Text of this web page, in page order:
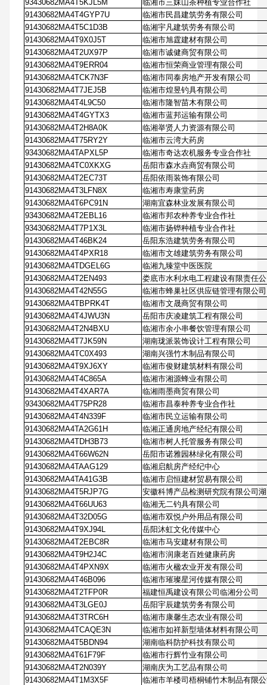
93430682MA4T5KJL5M
临湘市三妹山茶种植专业合作社
91430682MA4T4GYP7U
临湘市民昌建筑劳务有限公司
91430682MA4T5C1D3B
临湘宇凡建筑劳务有限公司
91430682MA4T9X0J5T
临湘市旭霆建材有限公司
91430682MA4T2UX97P
临湘市诚健商贸有限公司
91430682MA4T9ERR04
临湘市恒荣商业管理有限公司
91430682MA4TCK7N3F
临湘市同泰房地产开发有限公司
91430682MA4T7JEJ5B
临湘市煌昱钓具有限公司
91430682MA4T4L9C50
临湘市隆智苗木有限公司
91430682MA4T4GYTX3
临湘市蓝邦运输有限公司
91430682MA4T2H8A0K
临湘举贤人力资源有限公司
91430682MA4T75RY2Y
临湘市云湾大药房
93430682MA4TAPXL5P
临湘市奇达农机服务专业合作社
91430682MA4TC0XKXG
岳阳市森水垚商贸有限公司
91430682MA4T2EC73T
岳阳依雨装饰有限公司
91430682MA4T3LFN8X
临湘市寿康堂药房
91430682MA4T6PC91N
湖南宜森林业发展有限公司
93430682MA4T2EBL16
临湘市邦农种养专业合作社
93430682MA4T7P1X3L
临湘市扬铧种植专业合作社
91430682MA4T46BK24
岳阳东浩建筑劳务有限公司
91430682MA4T4PXR18
临湘市文雄建筑劳务有限公司
91430682MA4TDGEL6G
临湘九臻堂中医医院
91430682MA4T2EN493
娄底市水利水电工程建设有限责任公
91430682MA4T42N55G
临湘市蜂巢社区供应链管理有限公司
91430682MA4TBPRK4T
临湘市文晟商贸有限公司
91430682MA4T4JWU3N
岳阳市庆凌建筑工程有限公司
91430682MA4T2N4BXU
临湘市余小串餐饮管理有限公司
91430682MA4T7JK59N
湖南珑派装饰设计工程有限公司
91430682MA4TC0X493
湖南兴强竹木制品有限公司
91430682MA4T9XJ6XY
临湘市俊财建筑材料有限公司
91430682MA4T4C865A
临湘市湘源蜂业有限公司
91430682MA4T4XAR7A
临湘雨墨商贸有限公司
93430682MA4T75PR28
临湘市昌泰种养专业合作社
91430682MA4T4N339F
临湘市民立运输有限公司
91430682MA4TA2G61H
临湘正通房地产经纪有限公司
91430682MA4TDH3B73
临湘市树人托管服务有限公司
91430682MA4T66W62N
岳阳市诺雅园林绿化有限公司
91430682MA4TAAG129
临湘启航房产经纪中心
91430682MA4TA41G3B
临湘市启恒建材贸易有限公司
91430682MA4T5RJP7G
安徽科博产品检测研究院有限公司湖
91430682MA4T66UU63
临湘无二钓具有限公司
91430682MA4T32D05G
临湘市双悦户外用品有限公司
91430682MA4T9XJ94L
岳阳沐虹文化传媒中心
91430682MA4T2EBC8R
临湘市马安建材有限公司
91430682MA4T9H2J4C
临湘市润康老百姓健康药房
91430682MA4T4PXN9X
临湘市火楹农业开发有限公司
91430682MA4T46B096
临湘市璀璨星河传媒有限公司
91430682MA4T2TFP0R
福建恒禹建设有限公司临湘分公司
91430682MA4T3LGE0J
岳阳宇辰建筑劳务有限公司
91430682MA4T3TRC6H
临湘市康馨生态农业有限公司
91430682MA4TCAQE3N
临湘市如祥新型墙体材料有限公司
91430682MA4T5BDN94
湖南临科防护科技有限公司
91430682MA4T61F79F
临湘市行辉竹业有限公司
91430682MA4T2N039Y
湖南庆为工艺品有限公司
91430682MA4T1M3X5F
临湘市羊楼司梧桐铺竹木制品有限